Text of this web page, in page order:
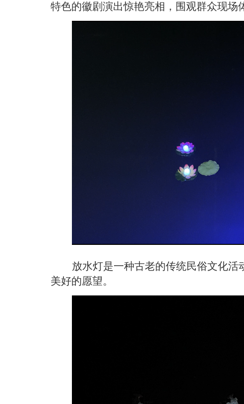
特色的徽剧演出惊艳亮相，围观群众现场
放水灯是一种古老的传统民俗文化
美好的愿望。